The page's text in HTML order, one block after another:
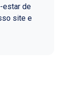
estar de
site e